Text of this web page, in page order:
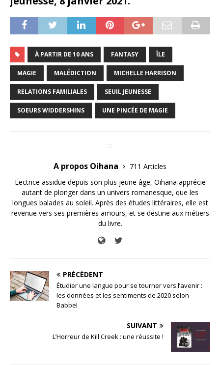
À PARTIR DE 10 ANS FANTASY ÎLE
MAGIE MALÉDICTION MICHELLE HARRISON
RELATIONS FAMILIALES SEUIL JEUNESSE
SOEURS WIDDERSHINS UNE PINCÉE DE MAGIE
A propos Oihana
711 Articles
Lectrice assidue depuis son plus jeune âge, Oihana apprécie
autant de plonger dans un univers romanesque, que les
longues balades au soleil. Après des études littéraires, elle est
revenue vers ses premières amours, et se destine aux métiers
du livre.
PRÉCÉDENT
Étudier une langue pour se tourner vers l’avenir :
les données et les sentiments de 2020 selon
Babbel
SUIVANT
L’Horreur de Kill Creek : une réussite !